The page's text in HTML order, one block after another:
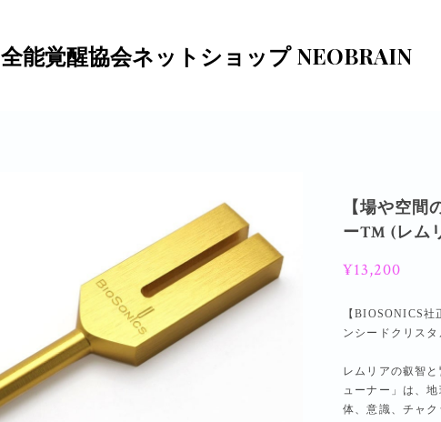
全能覚醒協会ネットショップ NEOBRAIN
【場や空
ー™ (レム
¥13,200
【BIOSONICS
ンシードクリス
レムリアの叡智
ューナー」は、
体、意識、チャ